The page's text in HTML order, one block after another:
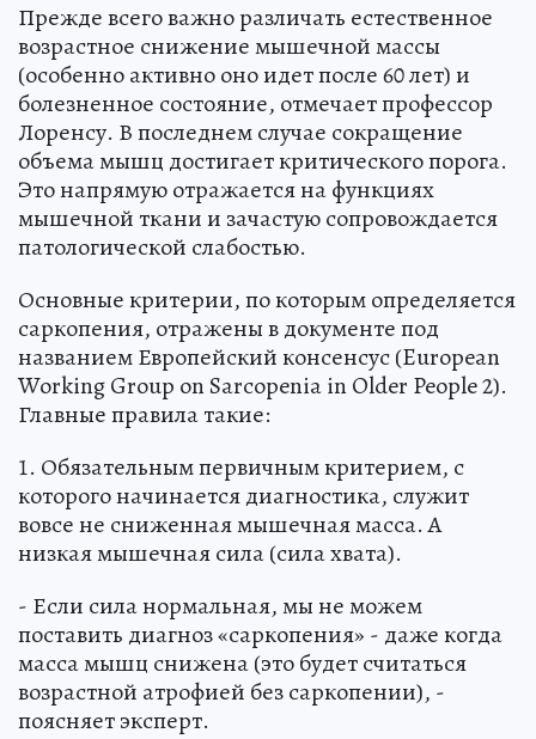
Прежде всего важно различать естественное
возрастное снижение мышечной массы
(особенно активно оно идет после 60 лет) и
болезненное состояние, отмечает профессор
Лоренсу. В последнем случае сокращение
объема мышц достигает критического порога.
Это напрямую отражается на функциях
мышечной ткани и зачастую сопровождается
патологической слабостью.
Основные критерии, по которым определяется
саркопения, отражены в документе под
названием Европейский консенсус (European
Working Group on Sarcopenia in Older People 2).
Главные правила такие:
1. Обязательным первичным критерием, с
которого начинается диагностика, служит
вовсе не сниженная мышечная масса. А
низкая мышечная сила (сила хвата).
- Если сила нормальная, мы не можем
поставить диагноз «саркопения» - даже когда
масса мышц снижена (это будет считаться
возрастной атрофией без саркопении), -
поясняет эксперт.